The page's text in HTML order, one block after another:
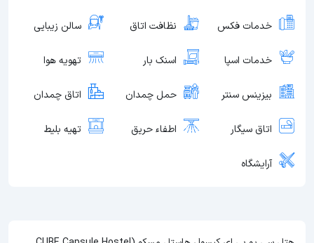
خدمات فکس نظافت اتاق سالن زیبایی
خدمات اسپا اسنک بار تهویه هوا
بیزینس سنتر حمل چمدان اتاق چمدان
اتاق سیگار اطفاء حریق تهیه بلیط
آرایشگاه